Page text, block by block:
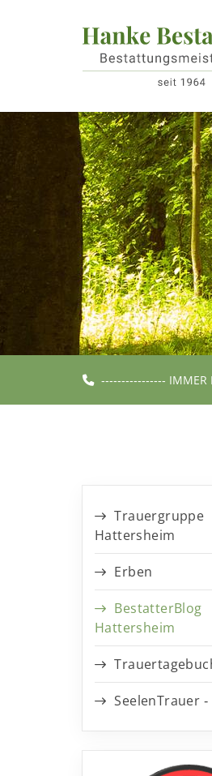
---------------- IMMER
Trauergruppe
Hattersheim
Erben
BestatterBlog
Hattersheim
SeelenTrauer -